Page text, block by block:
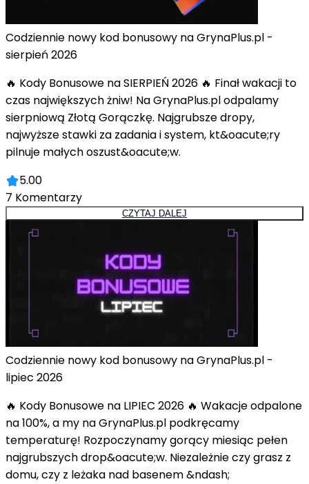
Codziennie nowy kod bonusowy na GrynaPlus.pl -
sierpień 2026
🔥 Kody Bonusowe na SIERPIEŃ 2026 🔥 Finał wakacji to
czas największych żniw! Na GrynaPlus.pl odpalamy
sierpniową Złotą Gorączkę. Najgrubsze dropy,
najwyższe stawki za zadania i system, kt&oacute;ry
pilnuje małych oszust&oacute;w.
5.00
7 Komentarzy
CZYTAJ DALEJ
Codziennie nowy kod bonusowy na GrynaPlus.pl -
lipiec 2026
🔥 Kody Bonusowe na LIPIEC 2026 🔥 Wakacje odpalone
na 100%, a my na GrynaPlus.pl podkręcamy
temperaturę! Rozpoczynamy gorący miesiąc pełen
najgrubszych drop&oacute;w. Niezależnie czy grasz z
domu, czy z leżaka nad basenem &ndash;